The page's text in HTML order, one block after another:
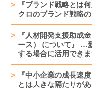
『ブランド戦略とは
クロのブランド戦略の
『人材開発支援助成
ース） について』 …
する場合に活用できま
『中小企業の成長
とは大きな隔たりがあ